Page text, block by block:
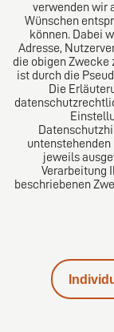
Das
Datenschutz
verwenden wir
Wünschen
können. Dabei
Adresse,
die obigen Zwecke
ist durch die
Die
untenstehenden
jeweils
Verarbeitung
beschriebenen